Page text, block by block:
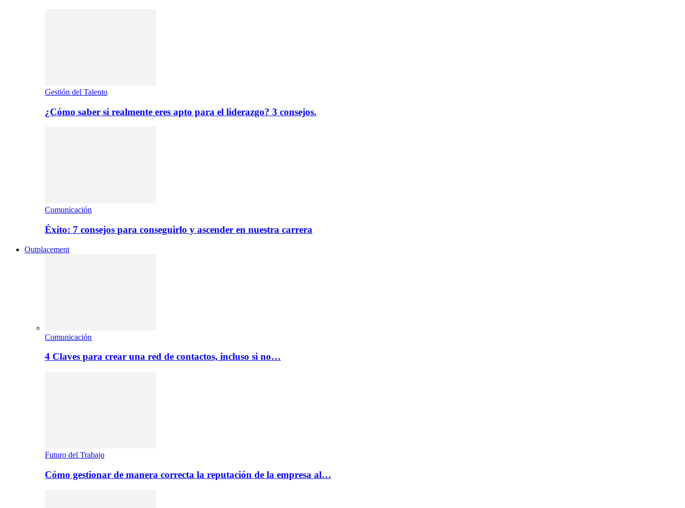
Gestión del Talento
¿Cómo saber si realmente eres apto para el liderazgo? 3 consejos.
Comunicación
Éxito: 7 consejos para conseguirlo y ascender en nuestra carrera
Outplacement
Comunicación
4 Claves para crear una red de contactos, incluso si no…
Futuro del Trabajo
Cómo gestionar de manera correcta la reputación de la empresa al…